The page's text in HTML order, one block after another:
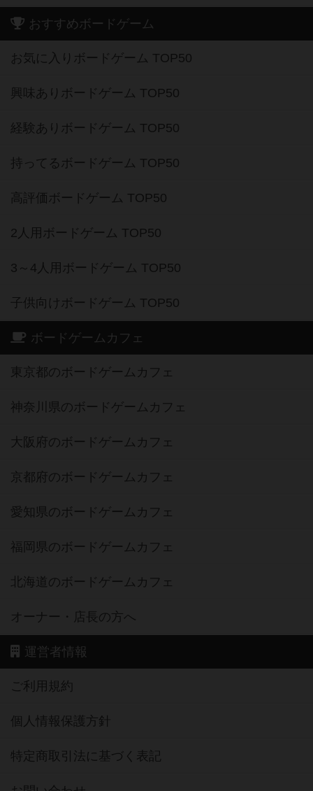
おすすめボードゲーム
お気に入りボードゲーム TOP50
興味ありボードゲーム TOP50
経験ありボードゲーム TOP50
持ってるボードゲーム TOP50
高評価ボードゲーム TOP50
2人用ボードゲーム TOP50
3～4人用ボードゲーム TOP50
子供向けボードゲーム TOP50
ボードゲームカフェ
東京都のボードゲームカフェ
神奈川県のボードゲームカフェ
大阪府のボードゲームカフェ
京都府のボードゲームカフェ
愛知県のボードゲームカフェ
福岡県のボードゲームカフェ
北海道のボードゲームカフェ
オーナー・店長の方へ
運営者情報
ご利用規約
個人情報保護方針
特定商取引法に基づく表記